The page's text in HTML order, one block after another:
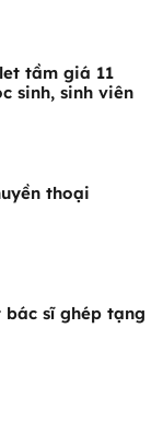
tầm giá 11
sinh, sinh viên
thoại
bác sĩ ghép tạng